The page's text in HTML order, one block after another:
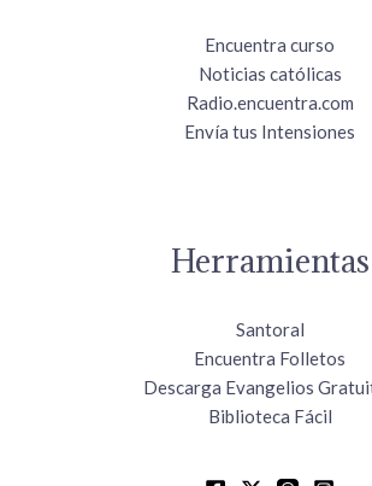
Encuentra curso
Noticias católicas
Radio.encuentra.com
Envía tus Intensiones
Herramientas
Santoral
Encuentra Folletos
Descarga Evangelios
Biblioteca Fácil